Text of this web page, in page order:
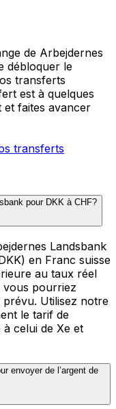
de Arbejdernes
débloquer le
transferts
est à quelques
faites avancer
transferts
pour DKK à CHF?
Landsbank
en Franc suisse
au taux réel
vous pourriez
prévu. Utilisez notre
le tarif de
celui de Xe et
envoyer de l’argent de